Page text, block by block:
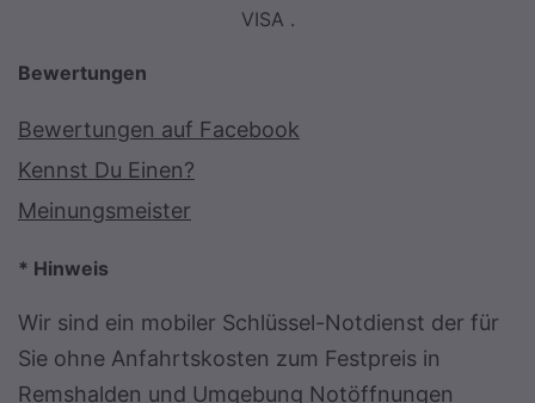
VISA .
Bewertungen
Bewertungen auf Facebook
Kennst Du Einen?
Meinungsmeister
* Hinweis
Wir sind ein mobiler Schlüssel-Notdienst der für
Sie ohne Anfahrtskosten zum Festpreis in
Remshalden und Umgebung Notöffnungen